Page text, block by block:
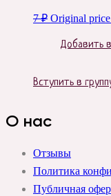
7₽ Original
Добавить
Вступить в
О нас
Отзывы
Политика
Публичная